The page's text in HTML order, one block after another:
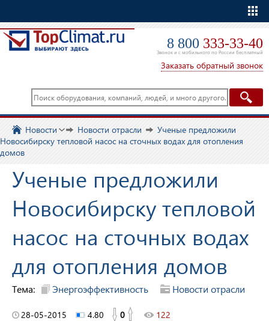
8 800 333-33-40
Звонок и с мобильного по России бесплатный
Заказать обратный звонок
Новости Новости отрасли
Ученые предложили
Новосибирску тепловой насос на сточных водах для отопления
домов
Ученые предложили
Новосибирску тепловой
насос на сточных водах
для отопления домов
Тема: Энергоэффективность Новости отрасли
28-05-2015 4.80 0
122